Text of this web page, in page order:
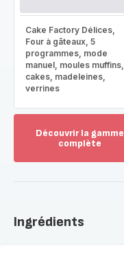
Cake Factory Délices,
Four à gâteaux, 5
programmes, mode
manuel, moules muffins,
cakes, madeleines,
verrines
Découvrir la gamme
complète
gamme
Ingrédients